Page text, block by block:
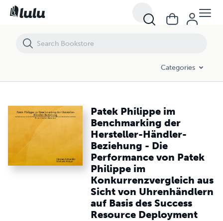
Categories
Patek Philippe im
Benchmarking der
Hersteller-Händler-
Beziehung - Die
Performance von Patek
Philippe im
Konkurrenzvergleich aus
Sicht von Uhrenhändlern
auf Basis des Success
Resource Deployment
Patek Philippe im Benchmarking der Hersteller-Händler-Beziehung